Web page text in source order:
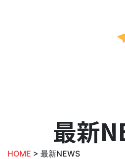
最新
HOME > 最新NEWS